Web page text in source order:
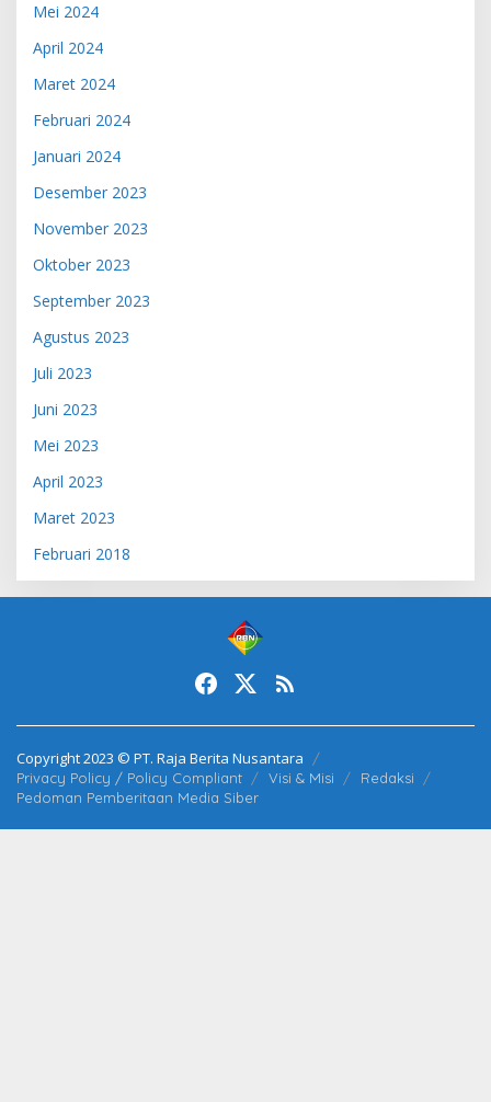
Mei 2024
April 2024
Maret 2024
Februari 2024
Januari 2024
Desember 2023
November 2023
Oktober 2023
September 2023
Agustus 2023
Juli 2023
Juni 2023
Mei 2023
April 2023
Maret 2023
Februari 2018
Copyright 2023 © PT. Raja Berita Nusantara
Privacy Policy / Policy Compliant Visi & Misi
Redaksi
Pedoman Pemberitaan Media Siber